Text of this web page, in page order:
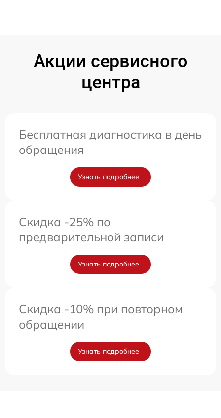
Акции сервисного
центра
Бесплатная диагностика в день
обращения
Узнать подробнее
Скидка -25% по
предварительной записи
Узнать подробнее
Скидка -10% при повторном
обращении
Узнать подробнее